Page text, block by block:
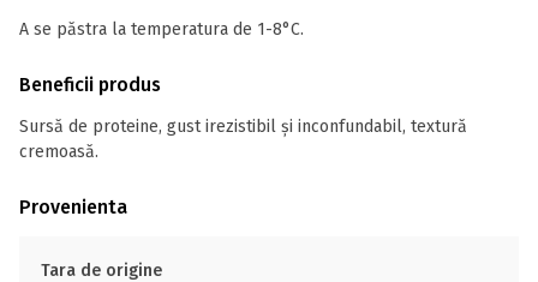
A se păstra la temperatura de 1-8°C.
Beneficii produs
Sursă de proteine, gust irezistibil și inconfundabil, textură
cremoasă.
Provenienta
Tara de origine